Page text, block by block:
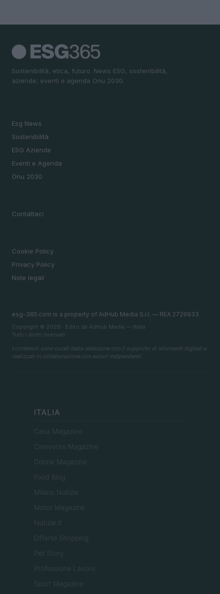
Sostenibilità, etica, futuro. News ESG, sostenibilità,
aziende, eventi e agenda Onu 2030.
Esg News
Sostenibilità
ESG Aziende
Eventi e Agenda
Onu 2030
Contattaci
Cookie Policy
Privacy Policy
Note legali
esg-365.com is a property of AdHub Media S.r.l. — REA 2729933
Copyright © 2026 · Edito da AdHub Media — Italia
Tutti i diritti riservati
I contenuti sono curati dalla redazione con il supporto di strumenti digitali e
realizzati in collaborazione con autori indipendenti.
ITALIA
Casa Magazine
Cineverse Magazine
Donne Magazine
Food Blog
Milano Notizie
Motor Magazine
Notizie.it
Offerte Shopping
Pet Story
Professione Lavoro
Sport Magazine